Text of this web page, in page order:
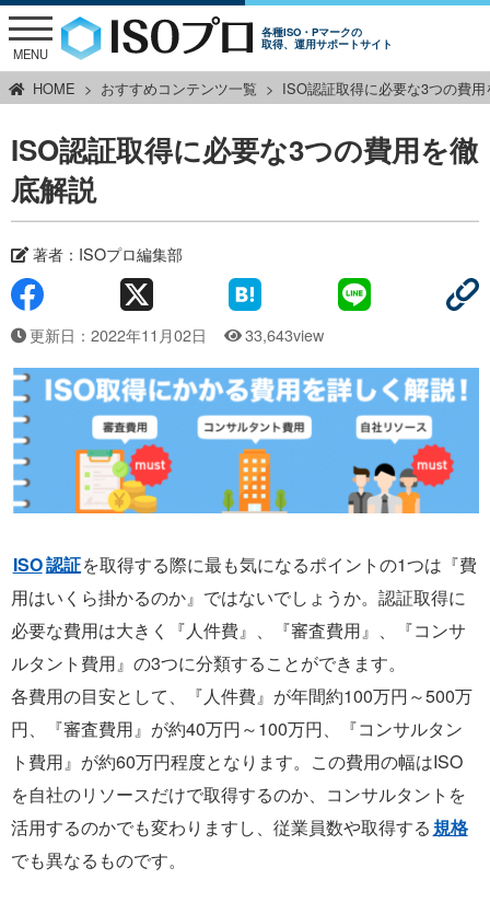
各種ISO・Pマークの
取得、運用サポートサイト
MENU
HOME おすすめコンテンツ一覧 ISO認証取得に必要な3つの費
ISO認証取得に必要な3つの費用を徹
底解説
著者：ISOプロ編集部
更新日：2022年11月02日 33,643view
ISO認証を取得する際に最も気になるポイントの1つは『費
用はいくら掛かるのか』ではないでしょうか。認証取得に
必要な費用は大きく『人件費』、『審査費用』、『コンサ
ルタント費用』の3つに分類することができます。
各費用の目安として、『人件費』が年間約100万円～500万
円、『審査費用』が約40万円～100万円、『コンサルタン
ト費用』が約60万円程度となります。この費用の幅はISO
を自社のリソースだけで取得するのか、コンサルタントを
活用するのかでも変わりますし、従業員数や取得する規格
でも異なるものです。